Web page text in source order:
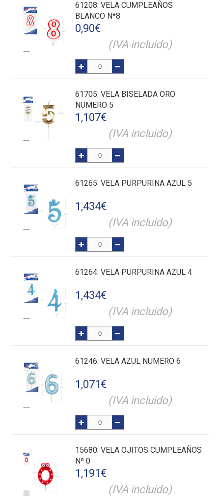
61208: VELA CUMPLEAÑOS
BLANCO N*8
0,90€
(IVA incluido)
61705: VELA BISELADA ORO
NUMERO 5
1,107€
(IVA incluido)
61265: VELA PURPURINA AZUL 5
1,434€
(IVA incluido)
61264: VELA PURPURINA AZUL 4
1,434€
(IVA incluido)
61246: VELA AZUL NUMERO 6
1,071 €
(IVA incluido)
15680: VELA OJITOS CUMPLEAÑOS
Nº 0
1,191 €
(IVA incluido)